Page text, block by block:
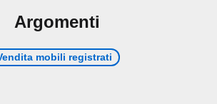
Argomenti
mobili registrati